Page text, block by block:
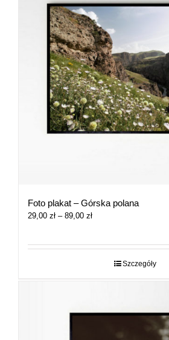
Foto plakat – Górska polana
29,00 zł – 89,00 złZakres
29,00 zł
Szczegóły